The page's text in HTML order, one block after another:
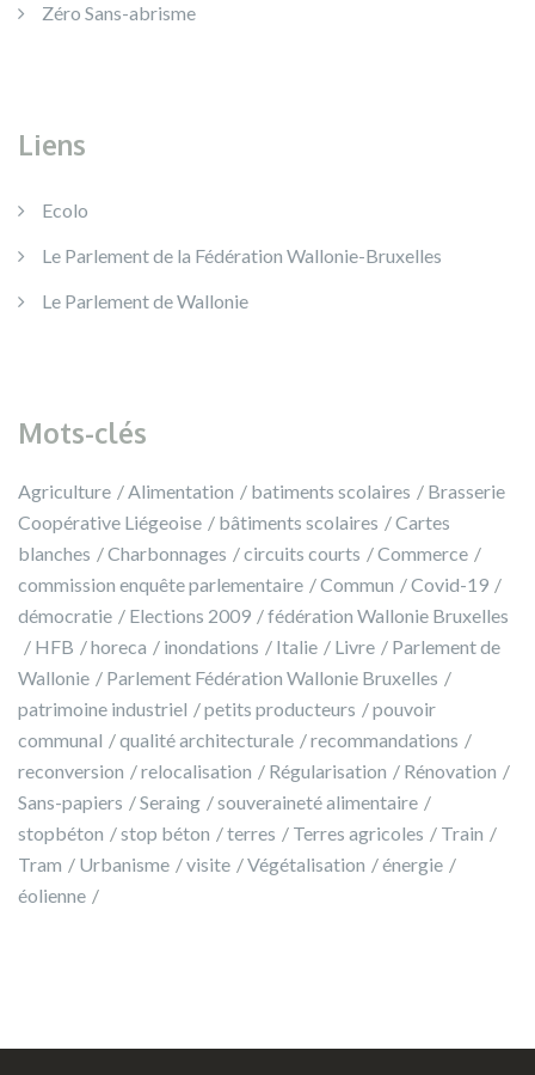
Zéro Sans-abrisme
Liens
Ecolo
Le Parlement de la Fédération Wallonie-Bruxelles
Le Parlement de Wallonie
Mots-clés
Agriculture Alimentation batiments scolaires
Brasserie
Coopérative Liégeoise
bâtiments scolaires
Cartes
blanches
Charbonnages circuits courts
Commerce
commission enquête parlementaire
Commun
Covid-19
démocratie
Elections 2009
fédération Wallonie Bruxelles
HFB
horeca inondations Italie Livre
Parlement de
Wallonie
Parlement Fédération Wallonie Bruxelles
patrimoine industriel
petits producteurs
pouvoir
communal
qualité architecturale
recommandations
reconversion
relocalisation Régularisation
Rénovation
Sans-papiers
Seraing
souveraineté alimentaire
stopbéton
stop béton terres Terres agricoles
Train
Tram
Urbanisme visite Végétalisation
énergie
éolienne